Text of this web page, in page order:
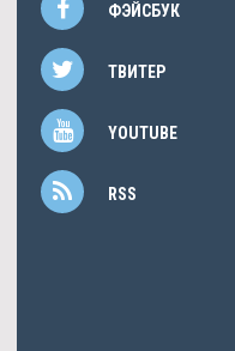
ФЭЙСБУК
ТВИТЕР
YOUTUBE
RSS